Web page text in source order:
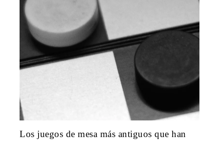
Los juegos de mesa más antiguos que han